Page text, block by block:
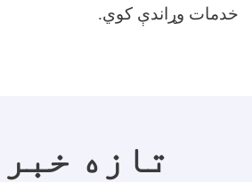
خدمات وړاندې کوي.
تازه